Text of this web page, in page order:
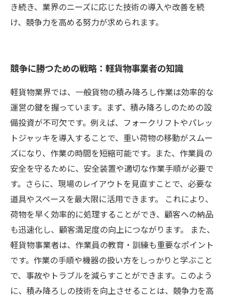
き続き、業界のニーズに応じた技術の導入や改善を続
け、競争力を高める努力が求められます。
競争に勝つための戦略：軽貨物事業者の知識
軽貨物業界では、一般貨物の積み降ろし作業は効率的な
運営の鍵を握っています。まず、積み降ろしのための設
備投資が不可欠です。例えば、フォークリフトやパレッ
トジャッキを導入することで、重い荷物の移動がスムー
ズになり、作業の時間を短縮可能です。また、作業員の
安全を守るために、安全装置や適切な作業手順が必要で
す。さらに、現場のレイアウトを見直すことで、必要な
道具やスペースを最大限に活用できます。 これにより、
荷物を早く効率的に処理することができ、顧客への納品
も迅速化し、顧客満足度の向上につながります。 また、
軽貨物事業者は、作業員の教育・訓練も重要なポイント
です。作業の手順や機器の扱い方をしっかりと学ぶこと
で、事故やトラブルを減らすことができます。このよう
に、積み降ろしの技術を向上させることは、競争力を高